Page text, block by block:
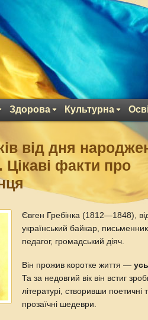
Здорова Культурна
від дня
Цікаві факти про
Євген Гребінка (1812—1848),
український байкар,
педагог, громадський діяч.
Він прожив коротке життя —
Та за недовгий вік він встиг
літературі, створивши поетичні
прозаїчні шедеври.